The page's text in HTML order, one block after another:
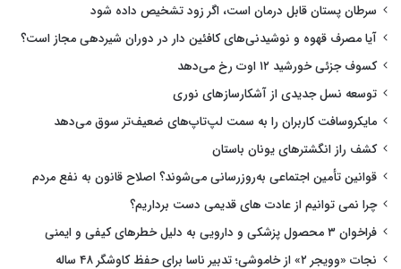
سرطان پستان قابل درمان است، اگر زود تشخیص داده شود
آیا مصرف قهوه و نوشیدنی‌های کافئین دار در دوران شیردهی مجاز است؟
کسوف جزئی خورشید ۱۲ اوت رخ می‌دهد
توسعه نسل جدیدی از آشکارسازهای نوری
مایکروسافت کاربران را به سمت لپ‌تاپ‌های ضعیف‌تر سوق می‌دهد
کشف راز انگشترهای یونان باستان
قوانین تأمین اجتماعی به‌روزرسانی می‌شوند؟ اصلاح قانون به نفع مردم
چرا نمی توانیم از عادت های قدیمی دست برداریم؟
فراخوان ۳ محصول پزشکی و دارویی به دلیل خطرهای کیفی و ایمنی
نجات «وویجر ۲» از خاموشی؛ تدبیر ناسا برای حفظ کاوشگر ۴۸ ساله